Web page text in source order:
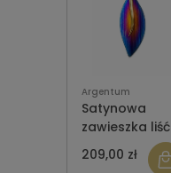
Argentum
Satynowa
zawieszka liść
multikolor
209,00 zł